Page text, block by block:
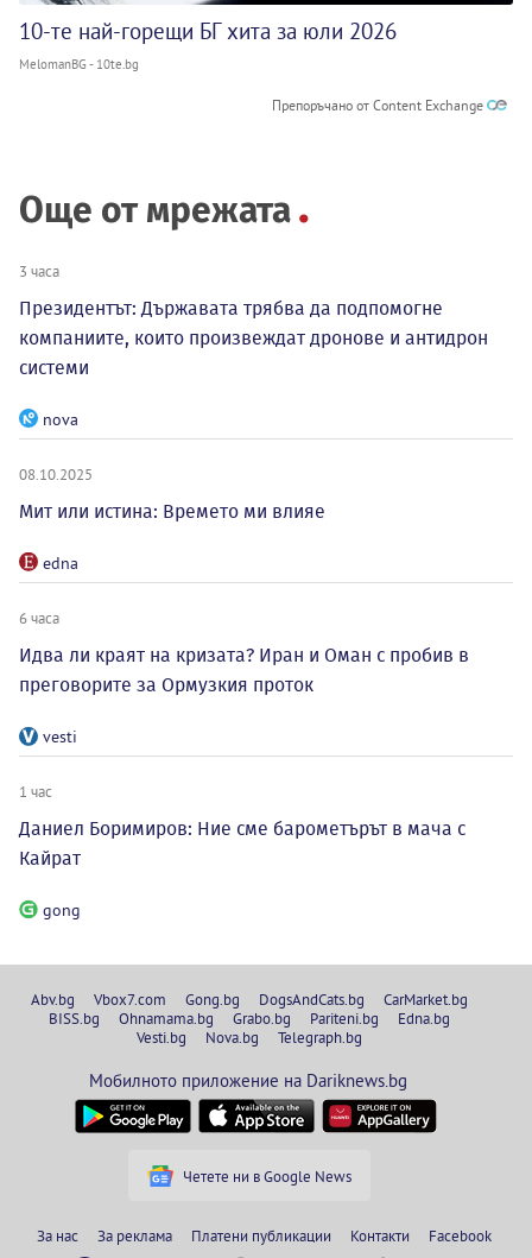
10-те най-горещи БГ хита за юли 2026
MelomanBG - 10te.bg
Препоръчано от Content Exchange
Още от мрежата
3 часа
Президентът: Държавата трябва да подпомогне
компаниите, които произвеждат дронове и антидрон
системи
nova
08.10.2025
Мит или истина: Времето ми влияе
edna
6 часа
Идва ли краят на кризата? Иран и Оман с пробив в
преговорите за Ормузкия проток
vesti
1 час
Даниел Боримиров: Ние сме барометърът в мача с
Кайрат
gong
Abv.bg Vbox7.com Gong.bg DogsAndCats.bg
CarMarket.bg
BISS.bg
Ohnamama.bg Grabo.bg Pariteni.bg
Edna.bg
Vesti.bg
Nova.bg Telegraph.bg
Мобилното приложение на Dariknews.bg
Четете ни в Google News
За нас За реклама Платени публикации Контакти Facebook